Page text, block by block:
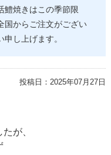
鱧焼きはこの季節限
国からご注文がござい
し上げます。
投稿日： 2025年07月27日
が、